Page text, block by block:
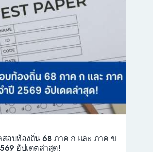
สอบท้องถิ่น 68 ภาค ก และ ภาค ข
อัปเดตล่าสุด!